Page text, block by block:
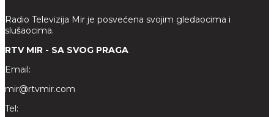
Radio Televizija Mir je posvećena svojim gledaocima i
slušaocima.
RTV MIR - SA SVOG PRAGA
Email:
mir@rtvmir.com
Tel: